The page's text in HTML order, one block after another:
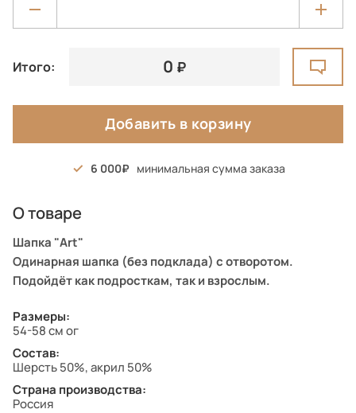
Итого: 0
Добавить в корзину
6 000 минимальная сумма заказа
О товаре
Шапка "Art"
Одинарная шапка (без подклада) с отворотом.
Подойдёт как подросткам, так и взрослым.
Размеры:
54-58 см ог
Состав:
Шерсть 50%, акрил 50%
Страна производства:
Россия